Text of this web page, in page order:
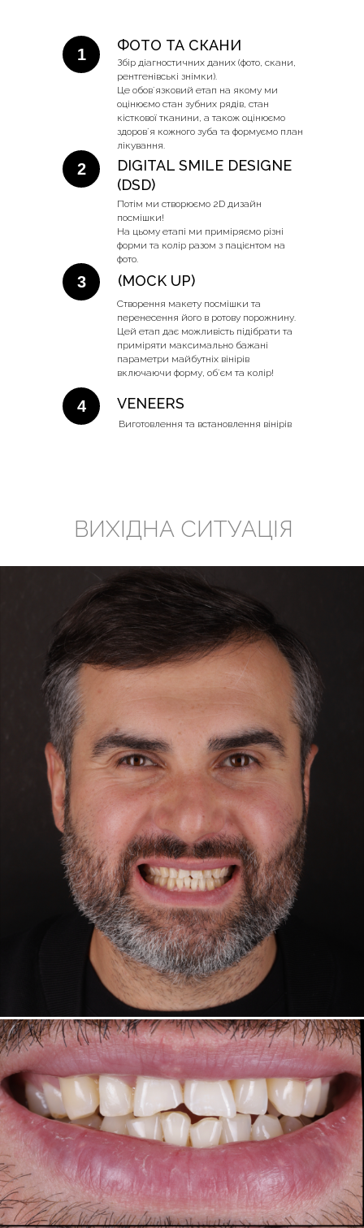
DIGITAL SMILE DESIGNE
(DSD)
Потім ми створюємо 2D дизайн
посмішки!
На цьому етапі ми приміряємо різні
форми та колір разом з пацієнтом на
фото.
Виготовлення та встановлення вінірів
VENEERS
Збір діагностичних даних (фото, скани,
рентгенівські знімки).
Це обовʼязковий етап на якому ми
оцінюємо стан зубних рядів, стан
кісткової тканини, а також оцінюємо
здоровʼя кожного зуба та формуємо план
лікування.
ФОТО ТА СКАНИ
Створення макету посмішки та
перенесення його в ротову порожнину.
Цей етап дає можливість підібрати та
приміряти максимально бажані
параметри майбутніх вінірів
включаючи форму, обʼєм та колір!
(MOCK UP)
1
2
3
4
ВИХІДНА СИТУАЦІЯ